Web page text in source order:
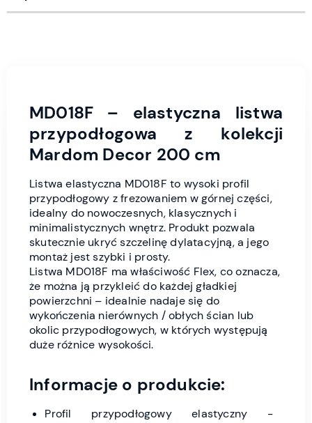
MD018F – elastyczna listwa
przypodłogowa z kolekcji
Mardom Decor 200 cm
Listwa elastyczna MD018F to wysoki profil
przypodłogowy z frezowaniem w górnej części,
idealny do nowoczesnych, klasycznych i
minimalistycznych wnętrz. Produkt pozwala
skutecznie ukryć szczelinę dylatacyjną, a jego
montaż jest szybki i prosty.
Listwa MD018F ma właściwość Flex, co oznacza,
że można ją przykleić do każdej gładkiej
powierzchni – idealnie nadaje się do
wykończenia nierównych / obłych ścian lub
okolic przypodłogowych, w których występują
duże różnice wysokości.
Informacje o produkcie:
Profil przypodłogowy elastyczny -